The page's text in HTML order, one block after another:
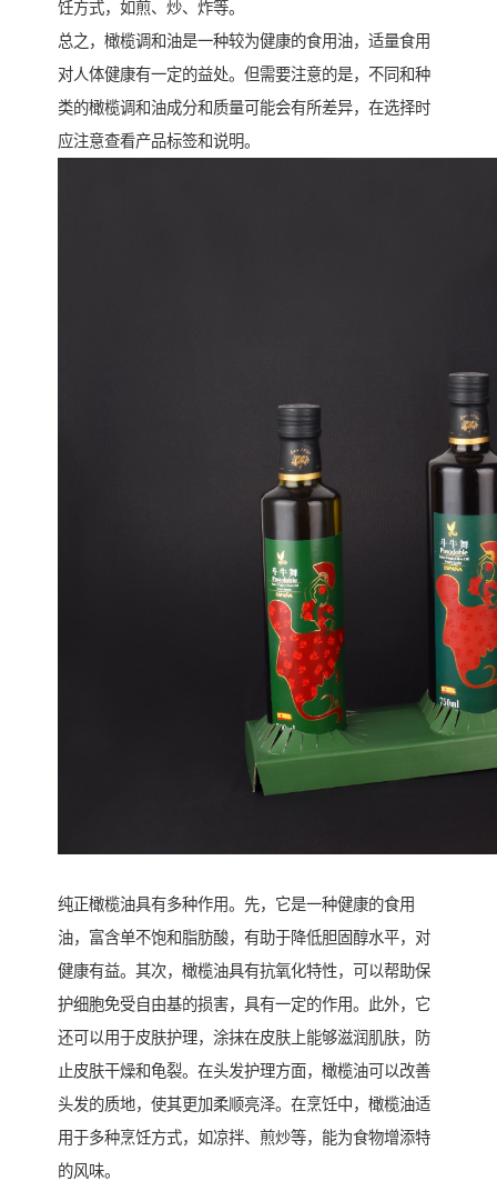
饪方式，如煎、炒、炸等。
总之，橄榄调和油是一种较为健康的食用油，适量食用
对人体健康有一定的益处。但需要注意的是，不同和种
类的橄榄调和油成分和质量可能会有所差异，在选择时
应注意查看产品标签和说明。
纯正橄榄油具有多种作用。先，它是一种健康的食用
油，富含单不饱和脂肪酸，有助于降低胆固醇水平，对
健康有益。其次，橄榄油具有抗氧化特性，可以帮助保
护细胞免受自由基的损害，具有一定的作用。此外，它
还可以用于皮肤护理，涂抹在皮肤上能够滋润肌肤，防
止皮肤干燥和龟裂。在头发护理方面，橄榄油可以改善
头发的质地，使其更加柔顺亮泽。在烹饪中，橄榄油适
用于多种烹饪方式，如凉拌、煎炒等，能为食物增添特
的风味。